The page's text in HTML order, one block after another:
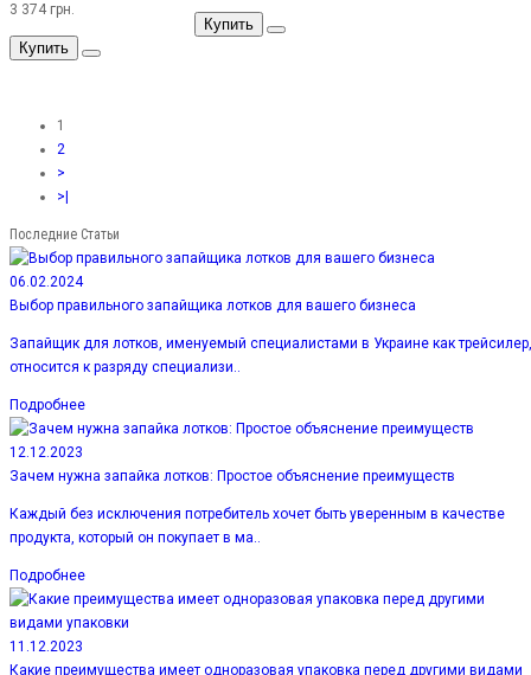
3 374 грн.
Купить
Купить
1
2
>
>|
Последние Статьи
06.02.2024
Выбор правильного запайщика лотков для вашего бизнеса
Запайщик для лотков, именуемый специалистами в Украине как трейсилер,
относится к разряду специализи..
Подробнее
12.12.2023
Зачем нужна запайка лотков: Простое объяснение преимуществ
Каждый без исключения потребитель хочет быть уверенным в качестве
продукта, который он покупает в ма..
Подробнее
11.12.2023
Какие преимущества имеет одноразовая упаковка перед другими видами